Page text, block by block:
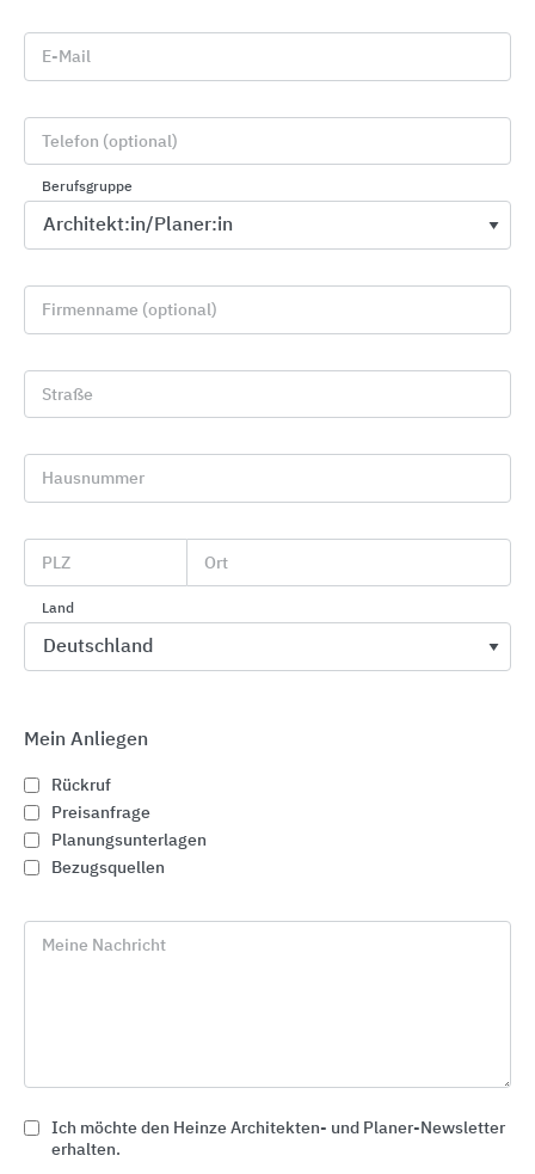
GROHE Spezialarmaturen
Erlau barrierefreies Bad
Erlau
E-Mail
Telefon (optional)
Berufsgruppe
Firmenname (optional)
Straße
Hausnummer
PLZ Ort
Land
Mein Anliegen
Rückruf
Preisanfrage
Planungsunterlagen
Bezugsquellen
Meine Nachricht
Ich möchte den Heinze Architekten- und Planer-Newsletter
erhalten.